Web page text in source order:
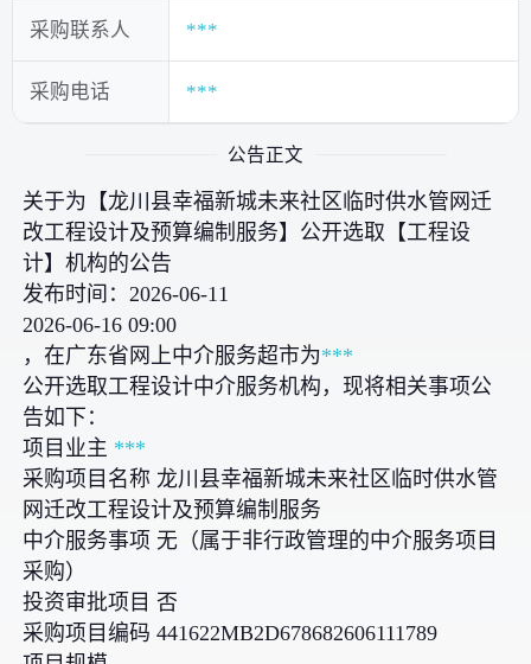
采购联系人 ***
采购电话 ***
公告正文
关于为【龙川县幸福新城未来社区临时供水管网迁
改工程设计及预算编制服务】公开选取【工程设
计】机构的公告
发布时间：2026-06-11
2026-06-16 09:00
，在广东省网上中介服务超市为***
公开选取工程设计中介服务机构，现将相关事项公
告如下：
项目业主 ***
采购项目名称 龙川县幸福新城未来社区临时供水管
网迁改工程设计及预算编制服务
中介服务事项 无（属于非行政管理的中介服务项目
采购）
投资审批项目 否
采购项目编码 441622MB2D678682606111789